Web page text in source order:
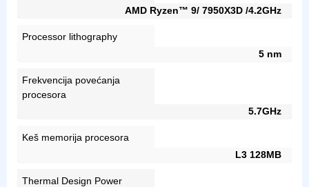
AMD Ryzen™ 9/ 7950X3D /4.2GHz
Processor lithography
5 nm
Frekvencija povećanja
procesora
5.7GHz
Keš memorija procesora
L3 128MB
Thermal Design Power